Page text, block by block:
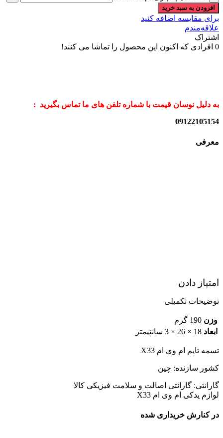
افزودن به سبد خرید
برای مقایسه اضافه کنید
علاقه‌مندم
اشتراک
0 افرادی که اکنون این محصول را تماشا می کنند!
به دلیل نوسان قیمت با شماره تلفن های ما تماس بگیرید :
09122105154
معرفی
امتیاز دادن
توضیحات تکمیلی
وزن 190 گرم
ابعاد 18 × 26 × 3 سانتیمتر
تسمه تایم ام وی ام X33
کشور سازنده: چین
گارانتی: گارانتی اصالت و سلامت فیزیکی کالا
لوازم یدکی ام وی ام X33
در کنارش خریداری شده